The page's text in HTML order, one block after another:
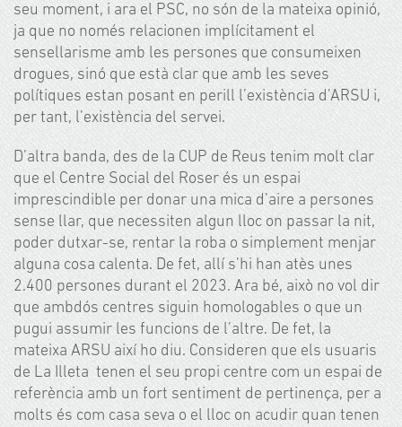
seu moment, i ara el PSC, no són de la mateixa opinió,
ja que no només relacionen implícitament el
sensellarisme amb les persones que consumeixen
drogues, sinó que està clar que amb les seves
polítiques estan posant en perill l’existència d’ARSU i,
per tant, l’existència del servei.
D’altra banda, des de la CUP de Reus tenim molt clar
que el Centre Social del Roser és un espai
imprescindible per donar una mica d’aire a persones
sense llar, que necessiten algun lloc on passar la nit,
poder dutxar-se, rentar la roba o simplement menjar
alguna cosa calenta. De fet, allí s’hi han atès unes
2.400 persones durant el 2023. Ara bé, això no vol dir
que ambdós centres siguin homologables o que un
pugui assumir les funcions de l’altre. De fet, la
mateixa ARSU així ho diu. Consideren que els usuaris
de La Illeta tenen el seu propi centre com un espai de
referència amb un fort sentiment de pertinença, per a
molts és com casa seva o el lloc on acudir quan tenen